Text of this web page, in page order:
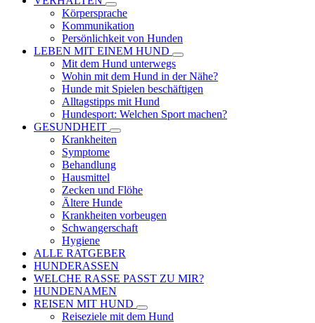
Körpersprache
Kommunikation
Persönlichkeit von Hunden
LEBEN MIT EINEM HUND
Mit dem Hund unterwegs
Wohin mit dem Hund in der Nähe?
Hunde mit Spielen beschäftigen
Alltagstipps mit Hund
Hundesport: Welchen Sport machen?
GESUNDHEIT
Krankheiten
Symptome
Behandlung
Hausmittel
Zecken und Flöhe
Ältere Hunde
Krankheiten vorbeugen
Schwangerschaft
Hygiene
ALLE RATGEBER
HUNDERASSEN
WELCHE RASSE PASST ZU MIR?
HUNDENAMEN
REISEN MIT HUND
Reiseziele mit dem Hund